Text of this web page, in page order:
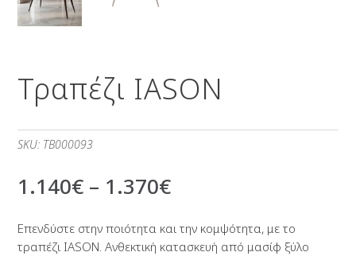
Τραπέζι IASON
SKU: TB000093
1.140€ – 1.370€
Επενδύστε στην ποιότητα και την κομψότητα, με το
τραπέζι IASON. Ανθεκτική κατασκευή από μασίφ ξύλο